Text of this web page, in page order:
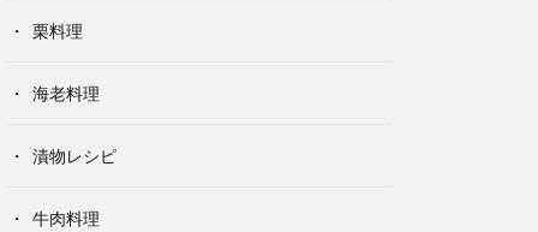
栗料理
海老料理
漬物レシピ
牛肉料理